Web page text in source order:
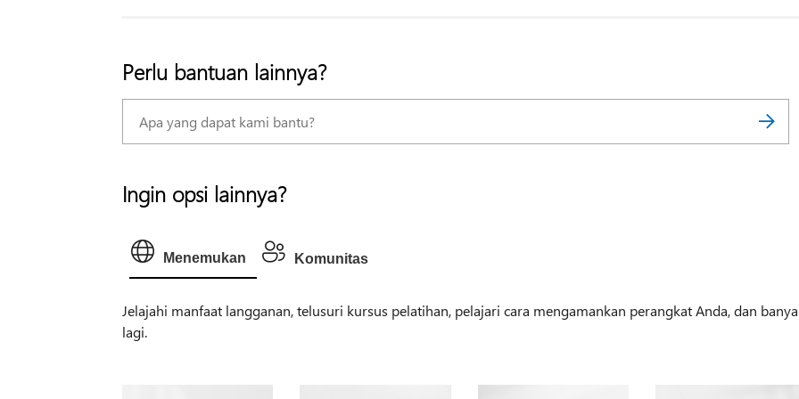
Perlu bantuan lainnya?
Ingin opsi lainnya?
Menemukan Komunitas
Jelajahi manfaat langganan, telusuri kursus pelatihan, pelajari cara mengamankan perangkat Anda, dan
lagi.